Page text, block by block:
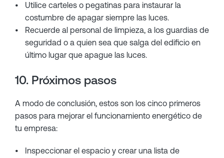
Utilice carteles o pegatinas para instaurar la
costumbre de apagar siempre las luces.
Recuerde al personal de limpieza, a los guardias de
seguridad o a quien sea que salga del edificio en
último lugar que apague las luces.
10. Próximos pasos
A modo de conclusión, estos son los cinco primeros
pasos para mejorar el funcionamiento energético de
tu empresa:
Inspeccionar el espacio y crear una lista de